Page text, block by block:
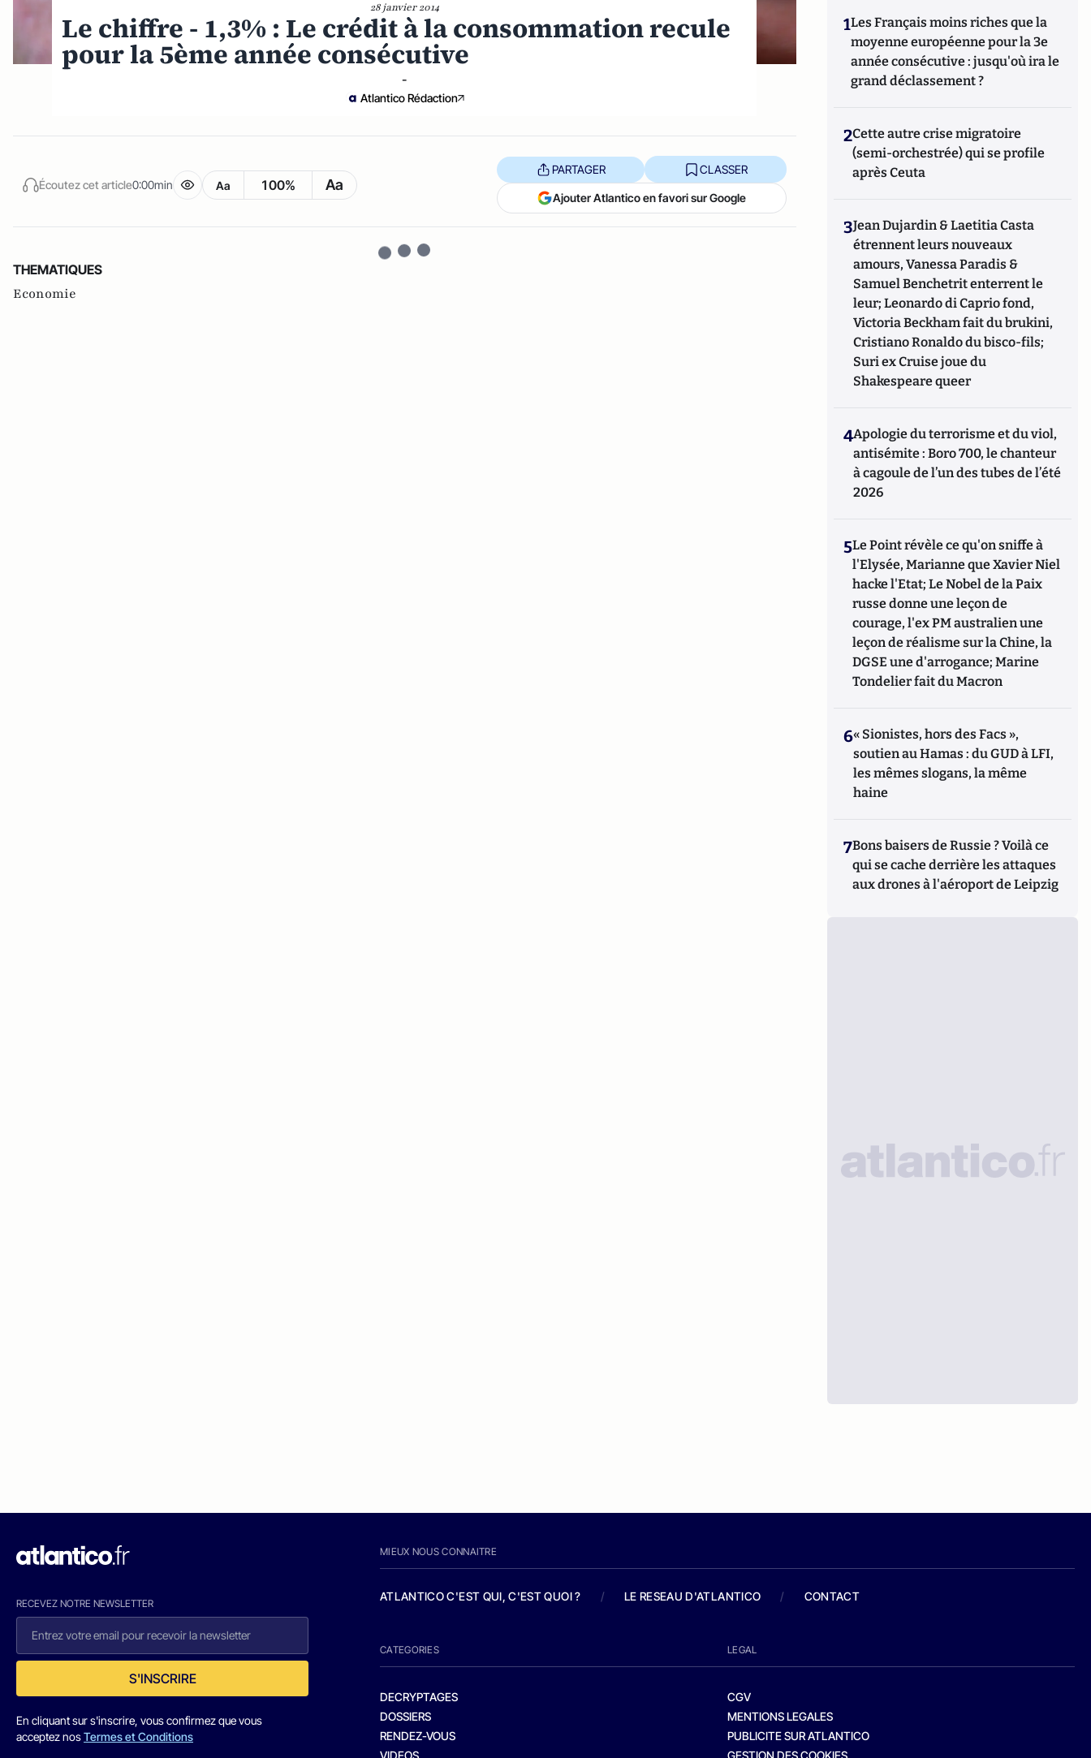
28 janvier 2014
Le chiffre - 1,3% : Le crédit à la consommation recule
pour la 5ème année consécutive
-
Atlantico Rédaction
Écoutez cet article0:00min Aa 100% Aa
PARTAGER CLASSER
Ajouter Atlantico en favori sur Google
THEMATIQUES
Economie
1Les Français moins riches que la
moyenne européenne pour la 3e
année consécutive : jusqu'où ira le
grand déclassement ?
2Cette autre crise migratoire
(semi-orchestrée) qui se profile
après Ceuta
3Jean Dujardin & Laetitia Casta
étrennent leurs nouveaux
amours, Vanessa Paradis &
Samuel Benchetrit enterrent le
leur; Leonardo di Caprio fond,
Victoria Beckham fait du brukini,
Cristiano Ronaldo du bisco-fils;
Suri ex Cruise joue du
Shakespeare queer
4Apologie du terrorisme et du viol,
antisémite : Boro 700, le chanteur
à cagoule de l’un des tubes de l’été
2026
5Le Point révèle ce qu'on sniffe à
l'Elysée, Marianne que Xavier Niel
hacke l'Etat; Le Nobel de la Paix
russe donne une leçon de
courage, l'ex PM australien une
leçon de réalisme sur la Chine, la
DGSE une d'arrogance; Marine
Tondelier fait du Macron
6« Sionistes, hors des Facs »,
soutien au Hamas : du GUD à LFI,
les mêmes slogans, la même
haine
7Bons baisers de Russie ? Voilà ce
qui se cache derrière les attaques
aux drones à l'aéroport de Leipzig
RECEVEZ NOTRE NEWSLETTER
S'INSCRIRE
En cliquant sur s'inscrire, vous confirmez que vous
acceptez nosTermes et Conditions
MIEUX NOUS CONNAITRE
ATLANTICO C'EST QUI, C'EST QUOI ? / LE RESEAU D'ATLANTICO / CONTACT
CATEGORIES
DECRYPTAGES
DOSSIERS
RENDEZ-VOUS
VIDEOS
LEGAL
CGV
MENTIONS LEGALES
PUBLICITE SUR ATLANTICO
GESTION DES COOKIES